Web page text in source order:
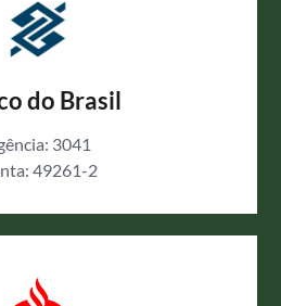
do Brasil
3041
49261-2